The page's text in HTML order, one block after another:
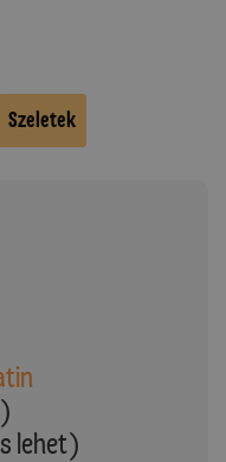
Szeletek
lehet)